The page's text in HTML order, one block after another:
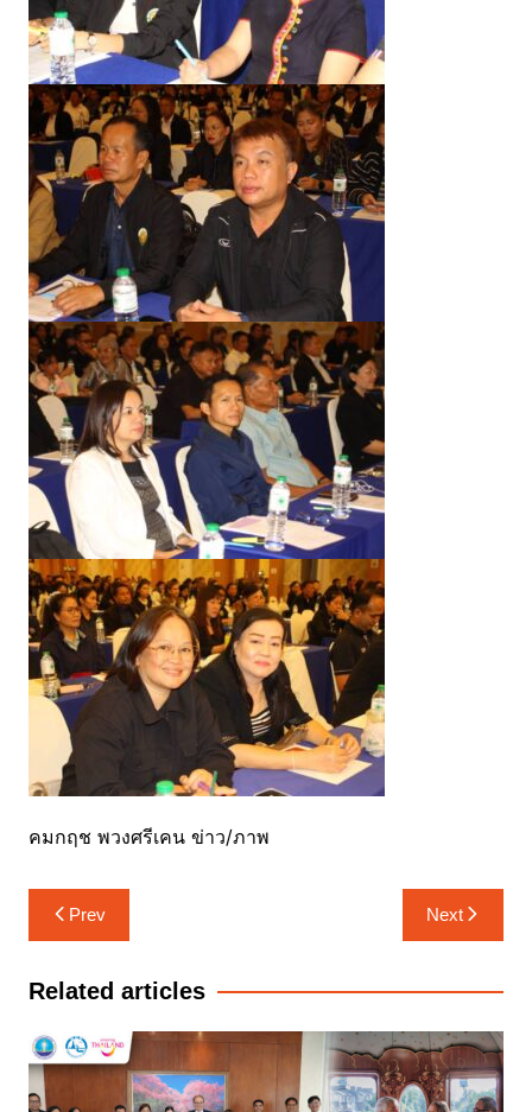
คมกฤช พวงศรีเคน ข่าว/ภาพ
แนะแนว
เรื่อง
Prev Next
Related articles